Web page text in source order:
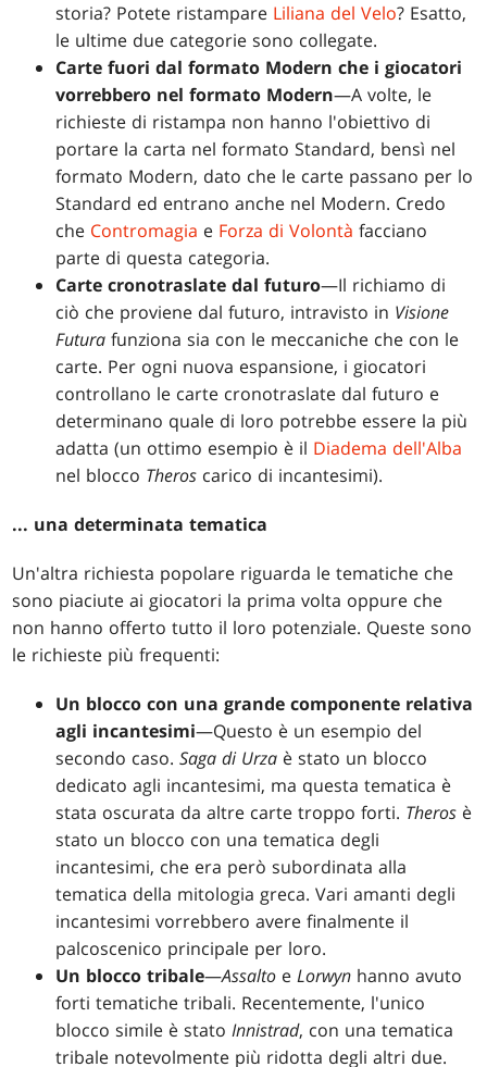
storia? Potete ristampare Liliana del Velo? Esatto,
le ultime due categorie sono collegate.
Carte fuori dal formato Modern che i giocatori
vorrebbero nel formato Modern—A volte, le
richieste di ristampa non hanno l'obiettivo di
portare la carta nel formato Standard, bensì nel
formato Modern, dato che le carte passano per lo
Standard ed entrano anche nel Modern. Credo
che Contromagia e Forza di Volontà facciano
parte di questa categoria.
Carte cronotraslate dal futuro—Il richiamo di
ciò che proviene dal futuro, intravisto in Visione
Futura funziona sia con le meccaniche che con le
carte. Per ogni nuova espansione, i giocatori
controllano le carte cronotraslate dal futuro e
determinano quale di loro potrebbe essere la più
adatta (un ottimo esempio è il Diadema dell'Alba
nel blocco Theros carico di incantesimi).
... una determinata tematica
Un'altra richiesta popolare riguarda le tematiche che
sono piaciute ai giocatori la prima volta oppure che
non hanno offerto tutto il loro potenziale. Queste sono
le richieste più frequenti:
Un blocco con una grande componente relativa
agli incantesimi—Questo è un esempio del
secondo caso.Saga di Urza è stato un blocco
dedicato agli incantesimi, ma questa tematica è
stata oscurata da altre carte troppo forti. Theros è
stato un blocco con una tematica degli
incantesimi, che era però subordinata alla
tematica della mitologia greca. Vari amanti degli
incantesimi vorrebbero avere finalmente il
palcoscenico principale per loro.
Un blocco tribale—Assalto eLorwyn hanno avuto
forti tematiche tribali. Recentemente, l'unico
blocco simile è statoInnistrad, con una tematica
tribale notevolmente più ridotta degli altri due.